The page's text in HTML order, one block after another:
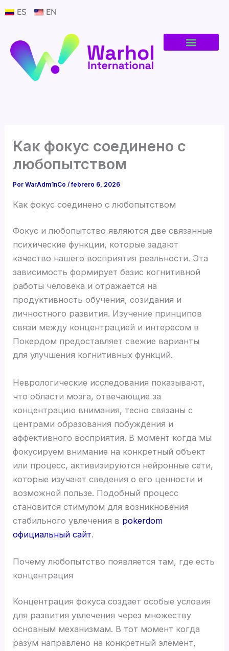
ES EN
Как фокус соединено с
любопытством
PorWarAdm1nCo/febrero 6, 2026
Как фокус соединено с любопытством
Фокус и любопытство являются две связанные
психические функции, которые задают
качество нашего восприятия реальности. Эта
зависимость формирует базис когнитивной
работы человека и отражается на
продуктивность обучения, созидания и
личностного развития. Изучение принципов
связи между концентрацией и интересом в
Покердом предоставляет свежие варианты
для улучшения когнитивных функций.
Неврологические исследования показывают,
что области мозга, отвечающие за
концентрацию внимания, тесно связаны с
центрами образования побуждения и
аффективного восприятия. В момент когда мы
фокусируем внимание на конкретный объект
или процесс, активизируются нейронные сети,
которые изучают сведения о его ценности и
возможной пользе. Подобный процесс
становится стимулом для возникновения
стабильного увлечения в pokerdom
официальный сайт.
Почему любопытство появляется там, где есть
концентрация
Концентрация фокуса создает особые условия
для развития увлечения через множеству
основным механизмам. В тот момент когда
разум направлено на конкретный элемент,